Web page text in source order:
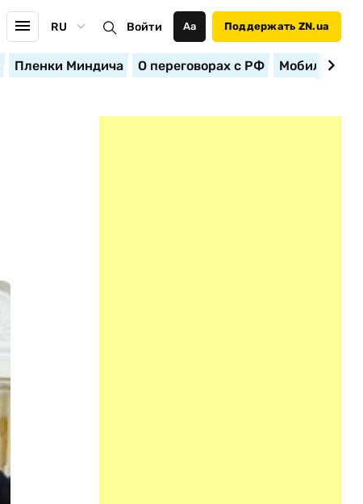
RU Войти Аа Поддержать ZN.ua
Пленки Миндича О переговорах с РФ